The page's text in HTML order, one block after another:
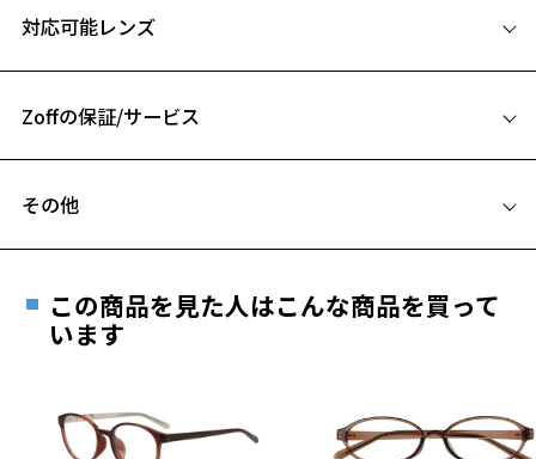
お気に入りリストはこちら
きちんと感のあるスクエア型はビジネスシーンにもおすすめ。
B ブリッジ(鼻部分)の横幅：17mm
対応可能レンズ
フレームとレンズの合計料金を知りたい方へ
Zoffの保証/サービス
安心1 フレーム１年間品質保証
きます。
※保証期間内に交換が行われた場合、保証期間は初期の期間から
その他
ご希望のお客さまは、「レンズ交換券」をお選びのうえ、
最寄りのZoff実店舗にてレンズをお買い求めください。
※サングラスやパッケージ品では「レンズ交換券」はお選び
談ください。
この商品を見た人はこんな商品を買って
います